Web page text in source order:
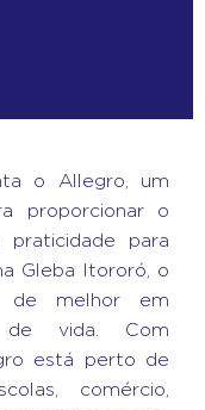
o Allegro, um
proporcionar o
para
Gleba Itororó, o
de melhor em
de vida. Com
está perto de
comércio,